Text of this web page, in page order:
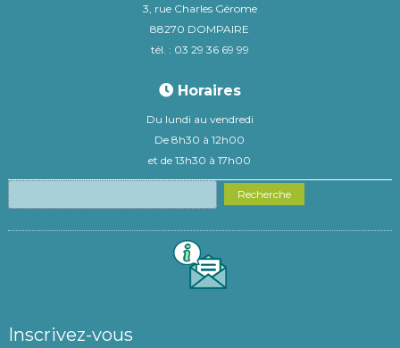
3, rue Charles Gérome
88270 DOMPAIRE
tél. : 03 29 36 69 99
Horaires
Du lundi au vendredi
De 8h30 à 12h00
et de 13h30 à 17h00
Recherche
Inscrivez-vous